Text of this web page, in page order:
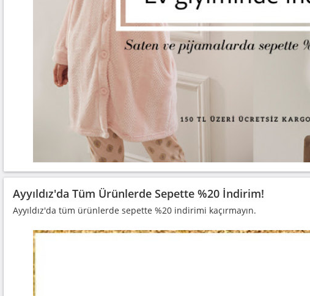
Ayyıldız'da Tüm Ürünlerde Sepette %20 İndirim!
Ayyıldız'da tüm ürünlerde sepette %20 indirimi kaçırmayın.